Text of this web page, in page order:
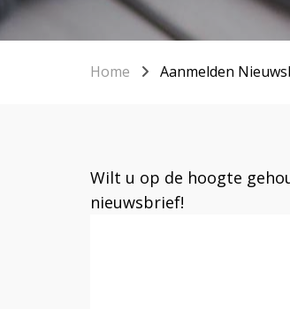
Home Aanmelden
Wilt u op de hoogte
nieuwsbrief!